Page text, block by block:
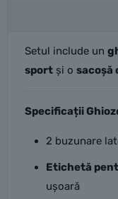
Setul include un
sportși o sacoșă
Specificații
2 buzunare
Etichetă
ușoară